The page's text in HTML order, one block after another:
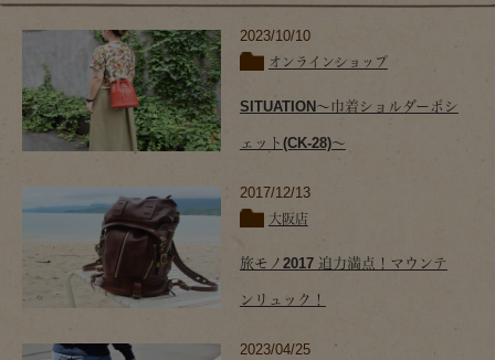
2023/10/10
オンラインショップ
SITUATION～巾着ショルダーポシ
ェット(CK-28)～
2017/12/13
大阪店
旅モノ2017 迫力満点！マウンテ
ンリュック！
2023/04/25